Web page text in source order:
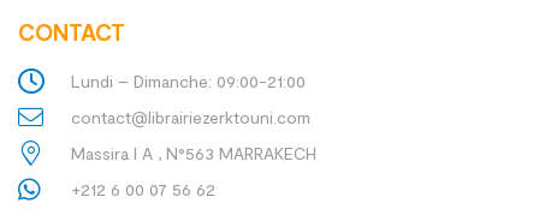
CONTACT
Lundi – Dimanche: 09:00-21:00
contact@librairiezerktouni.com
Massira I A , N°563 MARRAKECH
+212 6 00 07 56 62